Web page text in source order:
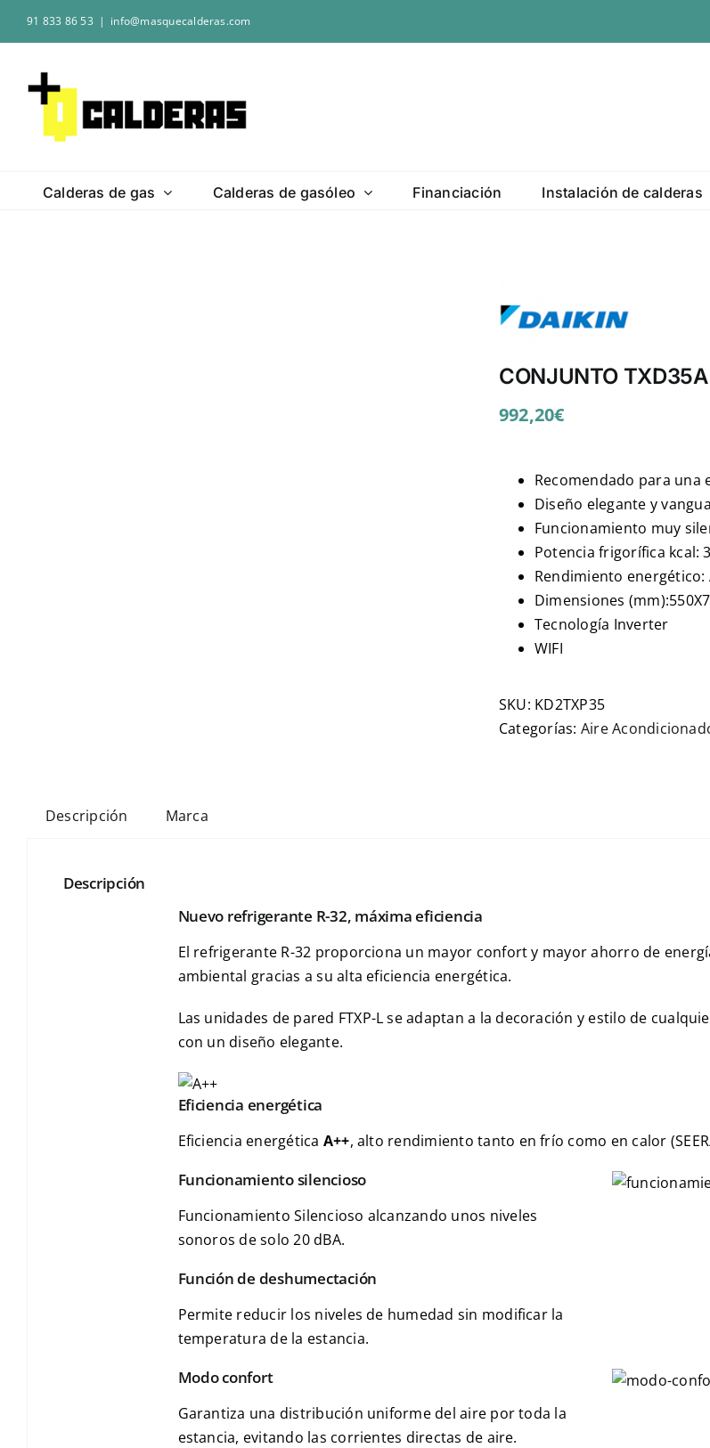
91 833 86 53 | info@masquecalderas.com
Calderas de gas Calderas de gasóleo Financiación Instalación de calderas
CONJUNTO
992,20€
Recomendado para una
Diseño elegante y
Funcionamiento muy
Potencia frigorífica kcal:
Rendimiento energético:
Dimensiones
Tecnología Inverter
WIFI
SKU: KD2TXP35
Categorías: Aire
Descripción Marca
Descripción
Nuevo refrigerante R-32, máxima eficiencia
El refrigerante R-32 proporciona un mayor confort y mayor ahorro de
ambiental gracias a su alta eficiencia energética.
Las unidades de pared FTXP-L se adaptan a la decoración y estilo de
con un diseño elegante.
Eficiencia energética
Eficiencia energética A++, alto rendimiento tanto en frío como en calor
Funcionamiento silencioso
Funcionamiento Silencioso alcanzando unos niveles
sonoros de solo 20 dBA.
Función de deshumectación
Permite reducir los niveles de humedad sin modificar la
temperatura de la estancia.
Modo confort
Garantiza una distribución uniforme del aire por toda la
estancia, evitando las corrientes directas de aire.